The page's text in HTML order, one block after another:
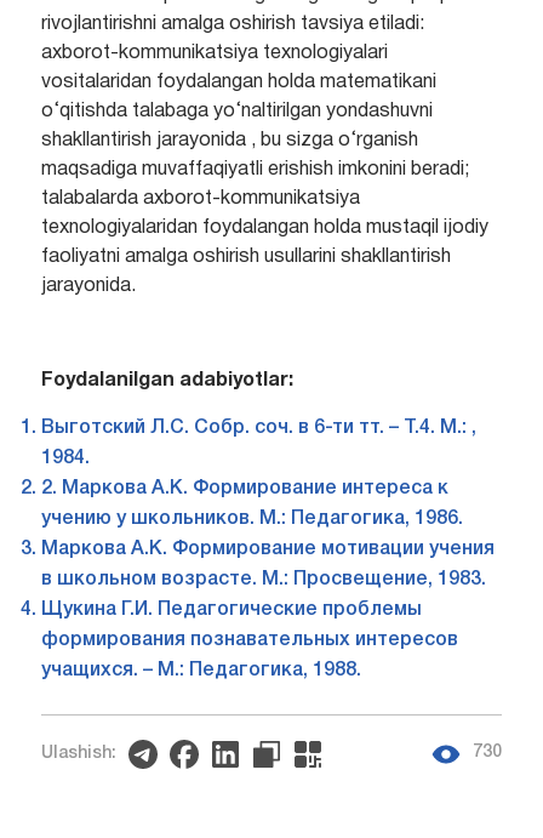
rivojlantirishni amalga oshirish tavsiya etiladi:
axborot-kommunikatsiya texnologiyalari
vositalaridan foydalangan holda matematikani
o‘qitishda talabaga yo‘naltirilgan yondashuvni
shakllantirish jarayonida , bu sizga o‘rganish
maqsadiga muvaffaqiyatli erishish imkonini beradi;
talabalarda axborot-kommunikatsiya
texnologiyalaridan foydalangan holda mustaqil ijodiy
faoliyatni amalga oshirish usullarini shakllantirish
jarayonida.
Foydalanilgan adabiyotlar:
Выготский Л.С. Собр. соч. в 6-ти тт. – Т.4. М.: ,
1984.
2. Маркова А.К. Формирование интереса к
учению у школьников. М.: Педагогика, 1986.
Маркова А.К. Формирование мотивации учения
в школьном возрасте. М.: Просвещение, 1983.
Щукина Г.И. Педагогические проблемы
формирования познавательных интересов
учащихся. – М.: Педагогика, 1988.
Ulashish: 730